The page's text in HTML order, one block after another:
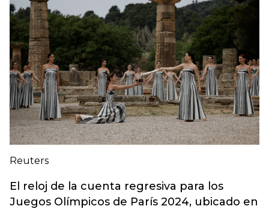
Reuters
El reloj de la cuenta regresiva para los
Juegos Olímpicos de París 2024, ubicado en